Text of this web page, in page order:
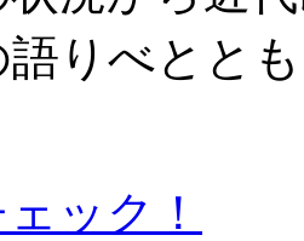
りべとと
ック！